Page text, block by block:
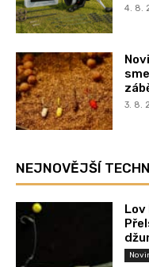
4. 8.
3. 8.
NEJNOVĚJŠÍ